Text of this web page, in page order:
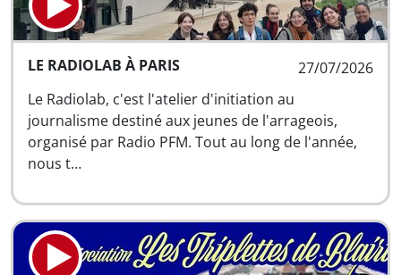
27/07/2026
LE RADIOLAB À PARIS
Le Radiolab, c'est l'atelier d'initiation au
journalisme destiné aux jeunes de l'arrageois,
organisé par Radio PFM. Tout au long de l'année,
nous t…